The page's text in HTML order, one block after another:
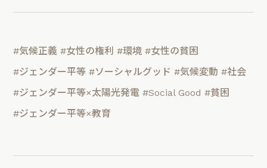
#気候正義 #女性の権利 #環境 #女性の貧困
#ジェンダー平等 #ソーシャルグッド #気候変動 #社会
#ジェンダー平等×太陽光発電 #Social Good #貧困
#ジェンダー平等×教育